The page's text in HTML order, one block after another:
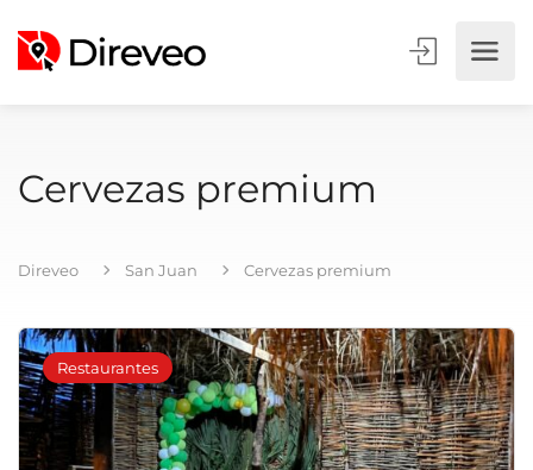
Cervezas premium
Direveo San Juan Cervezas premium
Restaurantes